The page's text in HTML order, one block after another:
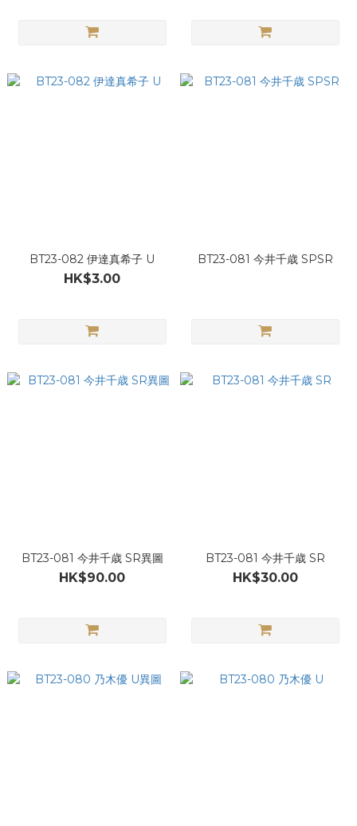
BT23-082 伊達真希子 U
HK$3.00
BT23-081 今井千歳 SPSR
BT23-081 今井千歳 SR異圖
HK$90.00
BT23-081 今井千歳 SR
HK$30.00